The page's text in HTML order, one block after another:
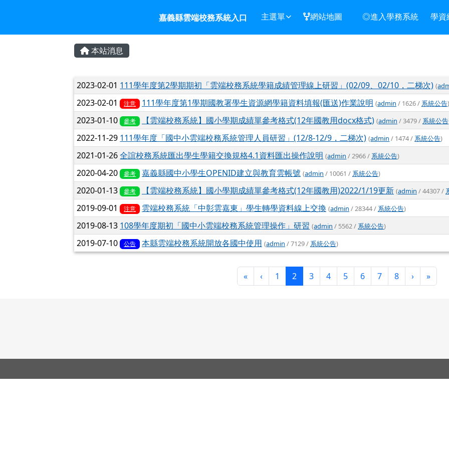
嘉義縣雲端校務系統入口
嘉義縣雲端校務系統入口 主選單 網站地圖 ◎進入學務系統 學資
主內容區域
本站消息
文章列表
2023-02-01 111學年度第2學期期初「雲端校務系統學籍成績管理線上研習」(02/09、02/10，二梯次) (
2023-02-01 注意 111學年度第1學期國教署學生資源網學籍資料填報(匯送)作業說明 (admin / 1626 / 系統公告)
2023-01-10 參考 【雲端校務系統】國小學期成績單參考格式(12年國教用docx格式) (admin / 3479 / 系統公告
2022-11-29 111學年度「國中小雲端校務系統管理人員研習」(12/8-12/9，二梯次) (admin / 1474 / 系統公告)
2021-01-26全誼校務系統匯出學生學籍交換規格4.1資料匯出操作說明 (admin / 2966 / 系統公告)
2020-04-20 參考 嘉義縣國中小學生OPENID建立與教育雲帳號 (admin / 10061 / 系統公告)
2020-01-13 參考 【雲端校務系統】國小學期成績單參考格式(12年國教用)2022/1/19更新 (admin / 44307 /
2019-09-01 注意 雲端校務系統「中彰雲嘉東」學生轉學資料線上交換 (admin / 28344 / 系統公告)
2019-08-13 108學年度期初「國中小雲端校務系統管理操作」研習 (admin / 5562 / 系統公告)
2019-07-10 公告 本縣雲端校務系統開放各國中使用 (admin / 7129 / 系統公告)
«第一頁
‹上一頁
1 2(目前頁次)
3 4 5 6 7 8 ›下一頁
»最後